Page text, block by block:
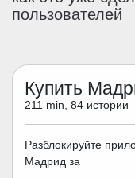
пользователей
Купить
211 min, 84 истории
Разблокируйте
Мадрид за